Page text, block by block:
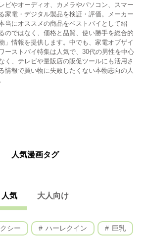
ビやオーディオ、カメラやパソコン、スマー
家電・デジタル製品を検証・評価。メーカー
当にオススメの商品をベストバイとして紹
のではなく、価格と品質、使い勝手を総合的
」情報を提供します。中でも、家電オブザイ
ーストバイ特集は人気で、30代の男性を中心
く、テレビや量販店の販促ツールにも活用さ
情報で買い物に失敗したくない本物志向の人
人気漫画タグ
人気 大人向け
シー ハーレクイン 巨乳